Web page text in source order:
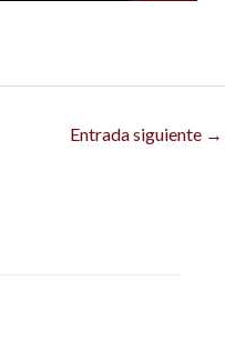
Entrada siguiente →